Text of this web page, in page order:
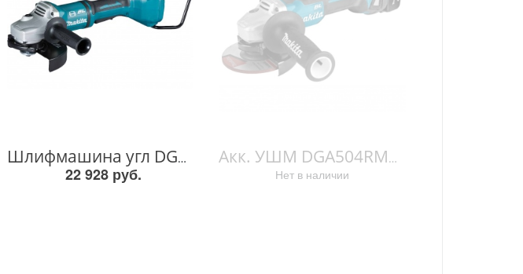
Шлифмашина угл DGA700Z DGA700Z
22 928 руб.
Акк. УШМ DGA504RME DGA504RME
Нет в наличии